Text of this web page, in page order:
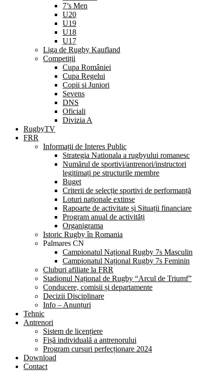
7’s Men
U20
U19
U18
U17
Liga de Rugby Kaufland
Competiții
Cupa României
Cupa Regelui
Copii si Juniori
Sevens
DNS
Oficiali
Divizia A
RugbyTV
FRR
Informații de Interes Public
Strategia Nationala a rugbyului romanesc
Numărul de sportivi/antrenori/instructori
legitimați pe structurile membre
Buget
Criterii de selecție sportivi de performanță
Loturi naționale extinse
Rapoarte de activitate și Situații financiare
Program anual de activități
Organigrama
Istoric Rugby în Romania
Palmares CN
Campionatul Național Rugby 7s Masculin
Campionatul Național Rugby 7s Feminin
Cluburi afiliate la FRR
Stadionul Național de Rugby “Arcul de Triumf”
Conducere, comisii și departamente
Decizii Disciplinare
Info – Anunțuri
Tehnic
Antrenori
Sistem de licențiere
Fișă individuală a antrenorului
Program cursuri perfecționare 2024
Download
Contact